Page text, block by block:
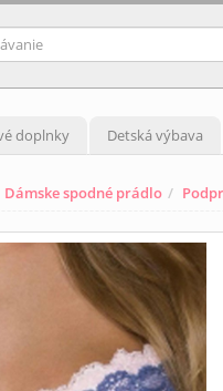
doplnky Detská výbava
Dámske spodné prádlo